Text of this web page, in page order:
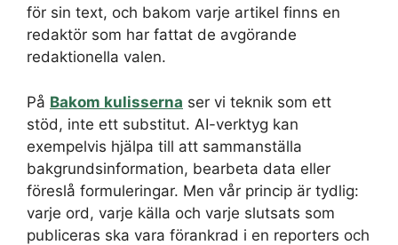
för sin text, och bakom varje artikel finns en
redaktör som har fattat de avgörande
redaktionella valen.
På Bakom kulisserna ser vi teknik som ett
stöd, inte ett substitut. AI-verktyg kan
exempelvis hjälpa till att sammanställa
bakgrundsinformation, bearbeta data eller
föreslå formuleringar. Men vår princip är tydlig:
varje ord, varje källa och varje slutsats som
publiceras ska vara förankrad i en reporters och